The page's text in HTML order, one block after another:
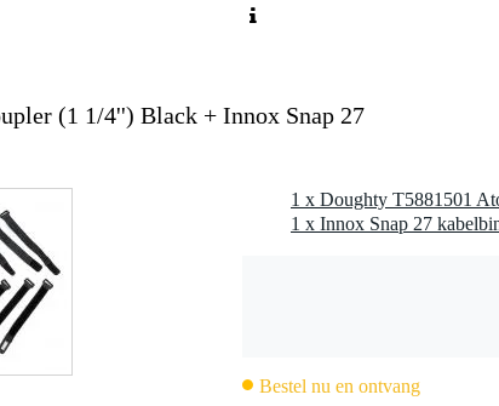
(1 1/4'') Black + Innox Snap 27
Bestel nu en ontvang